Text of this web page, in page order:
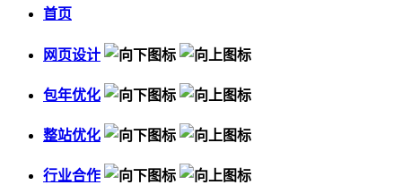
首页
网页设计
包年优化
整站优化
行业合作